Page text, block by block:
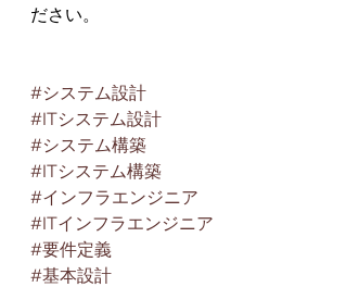
ださい。
#システム設計
#ITシステム設計
#システム構築
#ITシステム構築
#インフラエンジニア
#ITインフラエンジニア
#要件定義
#基本設計